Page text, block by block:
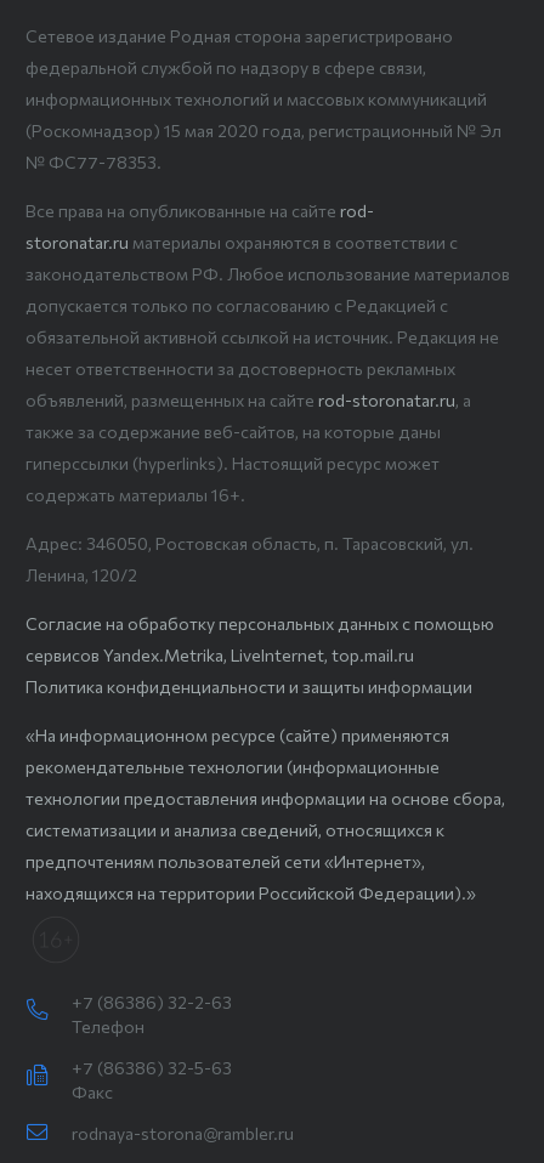
Сетевое издание Родная сторона зарегистрировано
федеральной службой по надзору в сфере связи,
информационных технологий и массовых коммуникаций
(Роскомнадзор) 15 мая 2020 года, регистрационный № Эл
№ ФС77-78353.
Все права на опубликованные на сайте rod-
storonatar.ru материалы охраняются в соответствии с
законодательством РФ. Любое использование материалов
допускается только по согласованию с Редакцией с
обязательной активной ссылкой на источник. Редакция не
несет ответственности за достоверность рекламных
объявлений, размещенных на сайте rod-storonatar.ru, а
также за содержание веб-сайтов, на которые даны
гиперссылки (hyperlinks). Настоящий ресурс может
содержать материалы 16+.
Адрес: 346050, Ростовская область, п. Тарасовский, ул.
Ленина, 120/2
Согласие на обработку персональных данных с помощью
сервисов Yandex.Metrika, LiveInternet, top.mail.ru
Политика конфиденциальности и защиты информации
«На информационном ресурсе (сайте) применяются
рекомендательные технологии (информационные
технологии предоставления информации на основе сбора,
систематизации и анализа сведений, относящихся к
предпочтениям пользователей сети «Интернет»,
находящихся на территории Российской Федерации).»
+7 (86386) 32-2-63
Телефон
+7 (86386) 32-5-63
Факс
rodnaya-storona@rambler.ru